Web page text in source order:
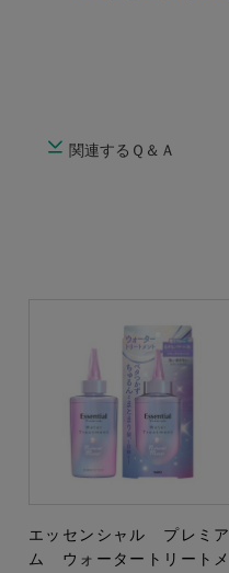
関連するＱ＆Ａ
エッセンシャル プレミア
ム ウォータートリートメ